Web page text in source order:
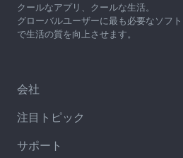
クールなアプリ、クールな生活。
グローバルユーザーに最も必要なソフ
で生活の質を向上させます。
会社
注目トピック
サポート